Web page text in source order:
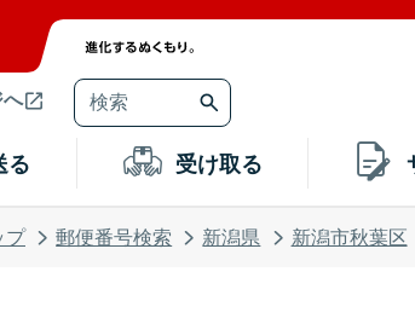
る 受け取る
プ 郵便番号検索 新潟県 新潟市秋葉区